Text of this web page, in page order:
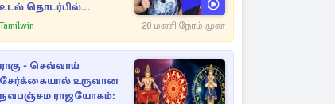
உடல் தொடர்பில்
நீதிமன்றத்தில் வெளியான
Tamilwin 20 மணி நேரம் முன்
ராகு - செவ்வாய்
சேர்க்கையால் உருவான
நவபஞ்சம ராஜயோகம்: